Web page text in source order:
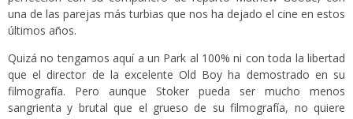
una de las parejas más turbias que nos ha dejado el cine en estos
últimos años.
Quizá no tengamos aquí a un Park al 100% ni con toda la libertad
que el director de la excelente Old Boy ha demostrado en su
filmografía. Pero aunque Stoker pueda ser mucho menos
sangrienta y brutal que el grueso de su filmografía, no quiere